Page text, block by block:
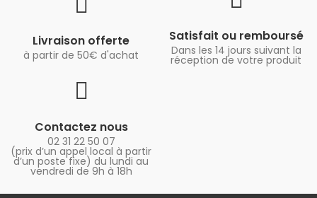
Livraison offerte
à partir de 50€ d'achat
Satisfait ou remboursé
Dans les 14 jours suivant la
réception de votre produit
Contactez nous
02 31 22 50 07
(prix d’un appel local à partir
d’un poste fixe) du lundi au
vendredi de 9h à 18h